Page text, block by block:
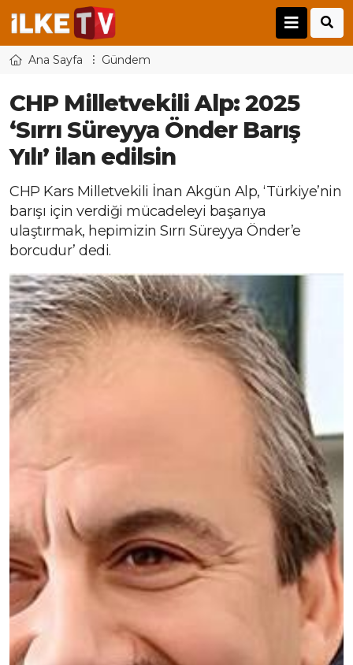
Ana Sayfa Gündem
CHP Milletvekili Alp: 2025
‘Sırrı Süreyya Önder Barış
Yılı’ ilan edilsin
CHP Kars Milletvekili İnan Akgün Alp, ‘Türkiye’nin
barışı için verdiği mücadeleyi başarıya
ulaştırmak, hepimizin Sırrı Süreyya Önder’e
borcudur’ dedi.